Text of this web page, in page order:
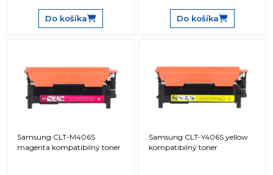
Do košíka Do košíka
Samsung CLT-M406S
magenta kompatibilný toner
Samsung CLT-Y406S yellow
kompatibilný toner